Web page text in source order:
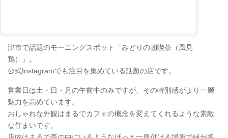
津市で話題のモーニングスポット「みどりの朝喫茶（風見
鶏）」。
公式Instagramでも注目を集めている話題の店です。
営業日は土・日・月の午前中のみですが、その特別感がより一層
魅力を高めています。
おしゃれな外観はまるでカフェの概念を変えてくれるような素敵
な佇まいです。